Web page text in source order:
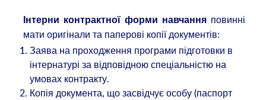
Інтерни контрактної форми навчанняповинні
мати оригінали та паперові копії документів:
Заява на проходження програми підготовки в
інтернатурі за відповідною спеціальністю на
умовах контракту.
Копія документа, що засвідчує особу (паспорт